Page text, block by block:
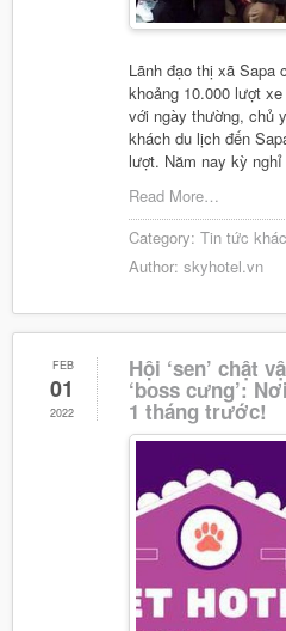
Lãnh đạo thị xã Sapa
khoảng 10.000 lượt
với ngày thường, chủ
khách du lịch đến
lượt. Năm nay kỳ
Read More…
Category:Tin tức
Author:skyhotel.vn
FEB
01
2022
Hội ‘sen’ chật
‘boss cưng’:
1 tháng trước!